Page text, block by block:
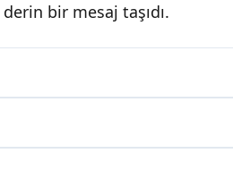
bir mesaj taşıdı.